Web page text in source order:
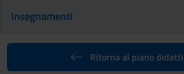
Insegnamenti
Ritorna al piano